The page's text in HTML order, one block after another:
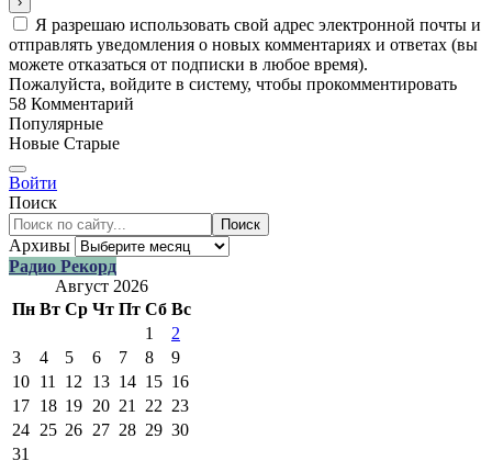
Я разрешаю использовать свой адрес электронной почты и
отправлять уведомления о новых комментариях и ответах (вы
можете отказаться от подписки в любое время).
Пожалуйста, войдите в систему, чтобы прокомментировать
58 Комментарий
Популярные
Новые Старые
Войти
Поиск
Поиск
Архивы
Радио Рекорд
Август 2026
Пн Вт Ср Чт Пт Сб Вс
1
2
3
4 5 6 7 8
9
10 11 12 13 14 15 16
17 18 19 20 21 22 23
24 25 26 27 28 29 30
31